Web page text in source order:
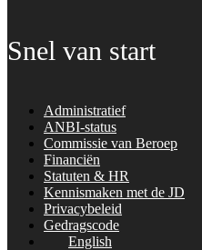
Snel van start
Administratief
ANBI-status
Commissie van Beroep
Financiën
Statuten & HR
Kennismaken met de JD
Privacybeleid
Gedragscode
English